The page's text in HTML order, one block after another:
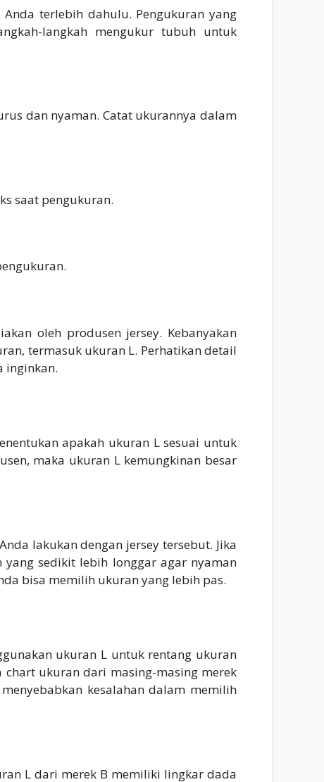
terlebih dahulu. Pengukuran yang
langkah mengukur tubuh untuk
dan nyaman. Catat ukurannya dalam
saat pengukuran.
oleh produsen jersey. Kebanyakan
termasuk ukuran L. Perhatikan detail
inginkan.
apakah ukuran L sesuai untuk
maka ukuran L kemungkinan besar
lakukan dengan jersey tersebut. Jika
sedikit lebih longgar agar nyaman
bisa memilih ukuran yang lebih pas.
ukuran L untuk rentang ukuran
ukuran dari masing-masing merek
kesalahan dalam memilih
L dari merek B memiliki lingkar dada